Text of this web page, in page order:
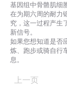
基因组中骨骼肌细
在为期六周的耐力
究，这一过程产生
新信号。
如果您想知道是否
炼、跑步或骑自行
息。
上一页